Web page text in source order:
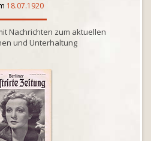
18.07.1920
Nachrichten zum aktuellen
und Unterhaltung